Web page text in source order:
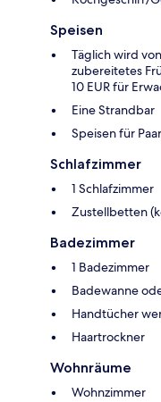
Speisen
Täglich wird
zubereitetes
10 EUR für
Eine Strandbar
Speisen für
Schlafzimmer
1 Schlafzimmer
Zustellbetten
Badezimmer
1 Badezimmer
Badewanne
Handtücher
Haartrockner
Wohnräume
Wohnzimmer